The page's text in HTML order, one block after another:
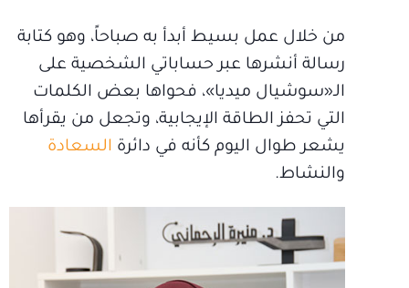
من خلال عمل بسيط أبدأ به صباحاً، وهو كتابة
رسالة أنشرها عبر حساباتي الشخصية على
الـ«سوشيال ميديا»، فحواها بعض الكلمات
التي تحفز الطاقة الإيجابية، وتجعل من يقرأها
يشعر طوال اليوم كأنه في دائرة السعادة
والنشاط.